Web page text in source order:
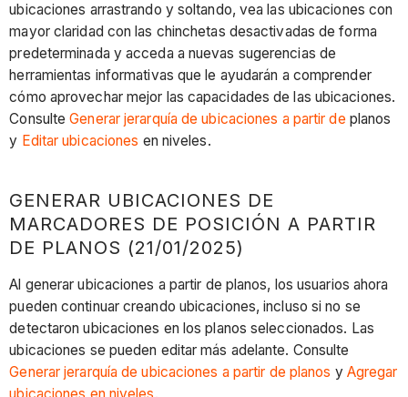
ubicaciones arrastrando y soltando, vea las ubicaciones con
mayor claridad con las chinchetas desactivadas de forma
predeterminada y acceda a nuevas sugerencias de
herramientas informativas que le ayudarán a comprender
cómo aprovechar mejor las capacidades de las ubicaciones.
ConsulteGenerar jerarquía de ubicaciones a partir de planos
y Editar ubicaciones en niveles.
GENERAR UBICACIONES DE
MARCADORES DE POSICIÓN A PARTIR
DE PLANOS (21/01/2025)
Al generar ubicaciones a partir de planos, los usuarios ahora
pueden continuar creando ubicaciones, incluso si no se
detectaron ubicaciones en los planos seleccionados. Las
ubicaciones se pueden editar más adelante. Consulte
Generar jerarquía de ubicaciones a partir de planos y Agregar